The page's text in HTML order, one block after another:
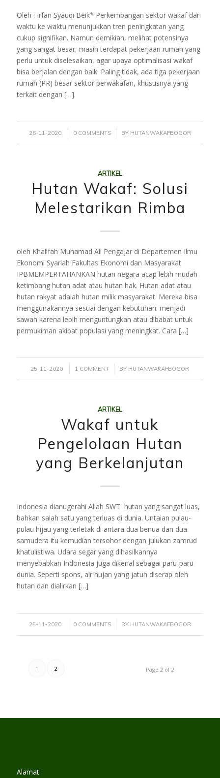
Oleh : Irfan Syauqi Beik* Perkembangan sektor wakaf dari
waktu ke waktu menunjukkan tren peningkatan yang
cukup signifikan. Namun demikian, melihat potensinya
yang sangat besar, masih terdapat pekerjaan rumah yang
perlu untuk diselesaikan, agar upaya optimalisasi wakaf
bisa berjalan dengan baik. Paling tidak, ada tiga pekerjaan
rumah (PR) besar sektor perwakafan, khususnya yang
terkait dengan […]
26-11-2020
/ 0 COMMENTS
/ BY HUTANWAKAFBOGOR
ARTIKEL
Hutan Wakaf: Solusi
Melestarikan Rimba
oleh Khalifah Muhamad Ali Pengajar di Departemen Ilmu
Ekonomi Syariah Fakultas Ekonomi dan Masyarakat
IPBMEMPERTAHANKAN hutan negara acap lebih mudah
ketimbang hutan adat atau hutan hak. Hutan adat atau
hutan rakyat adalah hutan milik masyarakat. Mereka bisa
menggunakannya sesuai dengan kebutuhan: menjadi
sawah karena lebih menguntungkan atau dibabat untuk
permukiman akibat populasi yang meningkat. Cara […]
25-11-2020
/ 1 COMMENT
/ BY HUTANWAKAFBOGOR
ARTIKEL
Wakaf untuk
Pengelolaan Hutan
yang Berkelanjutan
Indonesia dianugerahi Allah SWT hutan yang sangat luas,
bahkan salah satu yang terluas di dunia. Untaian pulau-
pulau hijau yang terletak di antara dua benua dan dua
samudera itu kemudian tersohor dengan julukan zamrud
khatulistiwa. Udara segar yang dihasilkannya
menyebabkan Indonesia juga dikenal sebagai paru-paru
dunia. Seperti spons, air hujan yang jatuh diserap oleh
hutan dan dialirkan […]
25-11-2020
/ 0 COMMENTS
/ BY HUTANWAKAFBOGOR
Page 2 of 2
1 2
Alamat :